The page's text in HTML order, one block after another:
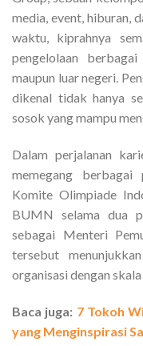
media, event, hiburan,
waktu, kiprahnya
pengelolaan
maupun luar negeri.
dikenal tidak hanya
sosok yang mampu
Dalam perjalanan
memegang
Komite Olimpiade
BUMN selama dua
sebagai Menteri
tersebut
organisasi dengan
Baca juga: 7 Tokoh
yang Menginspirasi